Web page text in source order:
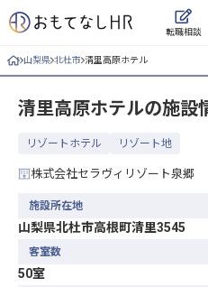
転職相談
ログイン
求人・施設を探す
キープした求人
おもてなしHRについて
山梨県 北杜市 清里高原ホテル
清里高原ホテルの施設
リゾートホテル リゾート地
株式会社セラヴィリゾート泉郷
施設所在地
山梨県北杜市高根町清里3545
客室数
50室